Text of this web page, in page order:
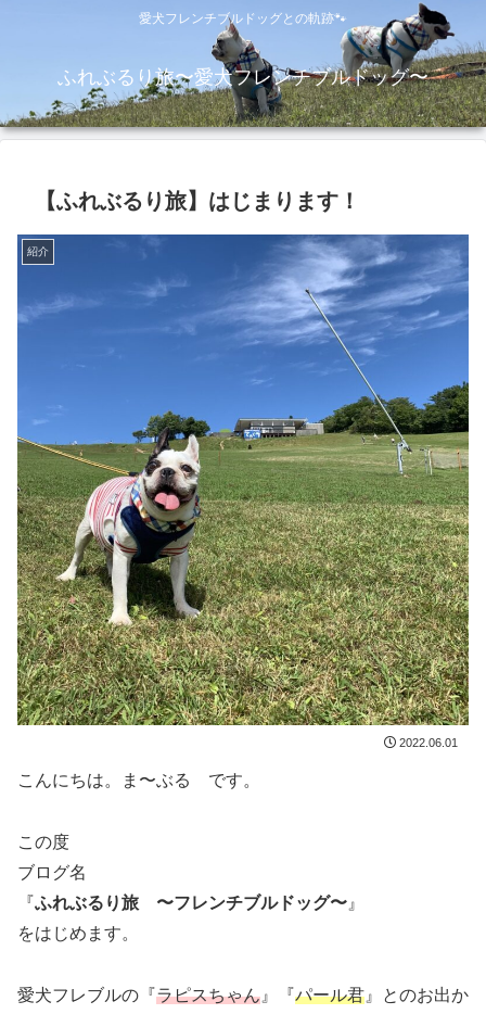
愛犬フレンチブルドッグとの軌跡🐾
ふれぶるり旅〜愛犬フレンチブルドッグ〜
【ふれぶるり旅】はじまります！
紹介
2022.06.01
こんにちは。ま〜ぶる です。
この度
ブログ名
『ふれぶるり旅 〜フレンチブルドッグ〜 』
をはじめます。
愛犬フレブルの『ラピスちゃん 』『パール君 』とのお出か